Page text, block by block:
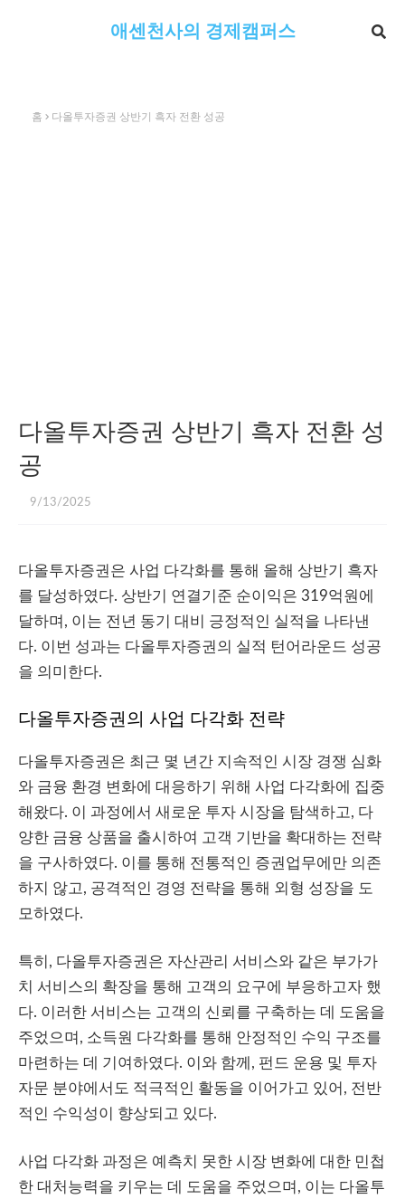
애센천사의 경제캠퍼스
홈 다올투자증권 상반기 흑자 전환 성공
다올투자증권 상반기 흑자 전환 성
공
9/13/2025
다올투자증권은 사업 다각화를 통해 올해 상반기 흑자
를 달성하였다. 상반기 연결기준 순이익은 319억원에
달하며, 이는 전년 동기 대비 긍정적인 실적을 나타낸
다. 이번 성과는 다올투자증권의 실적 턴어라운드 성공
을 의미한다.
다올투자증권의 사업 다각화 전략
다올투자증권은 최근 몇 년간 지속적인 시장 경쟁 심화
와 금융 환경 변화에 대응하기 위해 사업 다각화에 집중
해왔다. 이 과정에서 새로운 투자 시장을 탐색하고, 다
양한 금융 상품을 출시하여 고객 기반을 확대하는 전략
을 구사하였다. 이를 통해 전통적인 증권업무에만 의존
하지 않고, 공격적인 경영 전략을 통해 외형 성장을 도
모하였다.
특히, 다올투자증권은 자산관리 서비스와 같은 부가가
치 서비스의 확장을 통해 고객의 요구에 부응하고자 했
다. 이러한 서비스는 고객의 신뢰를 구축하는 데 도움을
주었으며, 소득원 다각화를 통해 안정적인 수익 구조를
마련하는 데 기여하였다. 이와 함께, 펀드 운용 및 투자
자문 분야에서도 적극적인 활동을 이어가고 있어, 전반
적인 수익성이 향상되고 있다.
사업 다각화 과정은 예측치 못한 시장 변화에 대한 민첩
한 대처능력을 키우는 데 도움을 주었으며, 이는 다올투